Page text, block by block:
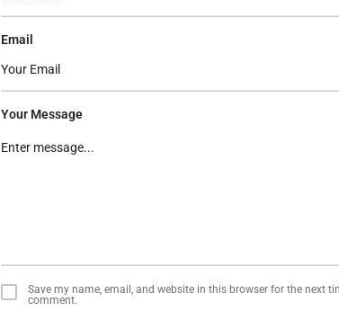
Email
Your Message
Save my name, email, and website in this browser for the next
comment.